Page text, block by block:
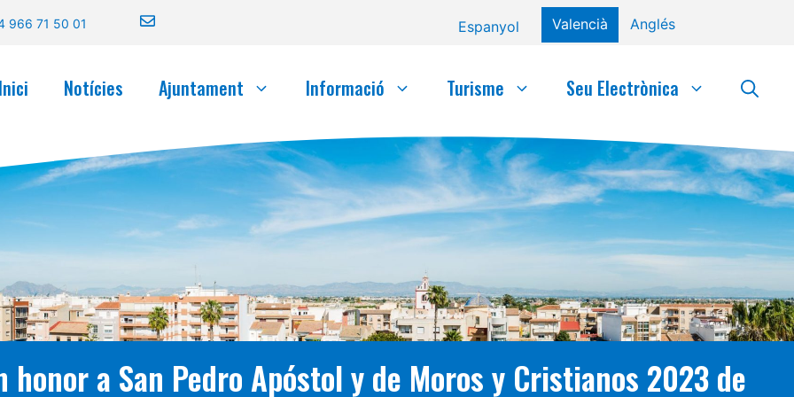
966 71 50 01 Espanyol Valencià Anglés
Inici Notícies Ajuntament Informació Turisme Seu Electrònica
a San Pedro Apóstol y de Moros y Cristianos 2023 de